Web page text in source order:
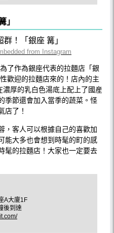
」
from Instagram
了作為銀座代表的拉麵店「銀
歡迎的拉麵店來的！店內的主
厚的乳白色湯底上配上了國産
季節還會加入當季的蔬菜。怪
店了！
，客人可以根據自己的喜歡加
能大多也會想到時髦的町的感
髦的拉麵店！大家也一定要去
A大廈1F
後到達